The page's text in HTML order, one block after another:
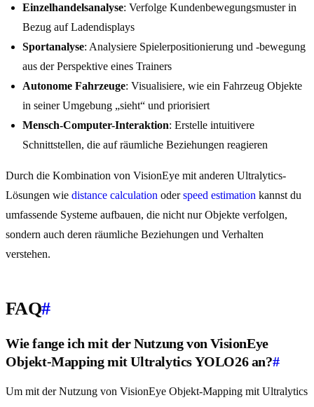
Einzelhandelsanalyse: Verfolge Kundenbewegungsmuster in
Bezug auf Ladendisplays
Sportanalyse: Analysiere Spielerpositionierung und -bewegung
aus der Perspektive eines Trainers
Autonome Fahrzeuge: Visualisiere, wie ein Fahrzeug Objekte
in seiner Umgebung „sieht“ und priorisiert
Mensch-Computer-Interaktion: Erstelle intuitivere
Schnittstellen, die auf räumliche Beziehungen reagieren
Durch die Kombination von VisionEye mit anderen Ultralytics-
Lösungen wie distance calculation oderspeed estimation kannst du
umfassende Systeme aufbauen, die nicht nur Objekte verfolgen,
sondern auch deren räumliche Beziehungen und Verhalten
verstehen.
FAQ#
Wie fange ich mit der Nutzung von VisionEye
Objekt-Mapping mit Ultralytics YOLO26 an?#
Um mit der Nutzung von VisionEye Objekt-Mapping mit Ultralytics